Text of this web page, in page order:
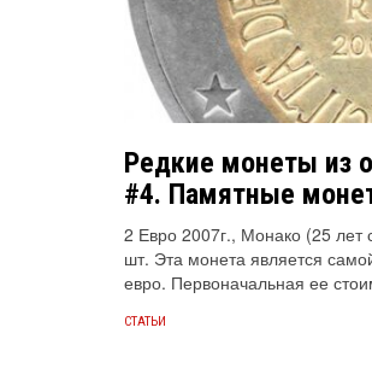
Редкие монеты из
#4. Памятные
2 Евро 2007г., Монако (25
шт. Эта монета является
евро. Первоначальная ее
СТАТЬИ